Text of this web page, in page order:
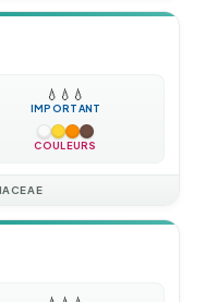
💧 💧 💧
IMPORTANT
COULEURS